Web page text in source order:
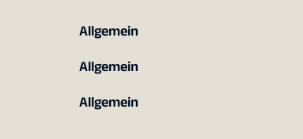
Allgemein
Allgemein
Allgemein